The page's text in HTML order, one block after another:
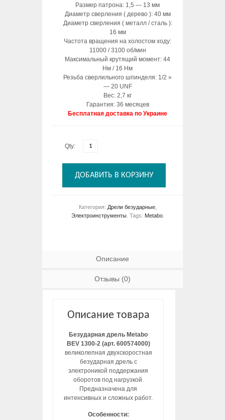
Размер патрона: 1,5 — 13 мм
Диаметр сверления ( дерево ): 40 мм
Диаметр сверления ( металл / сталь ):
16 мм
Частота вращения на холостом ходу:
11000 / 3100 об/мин
Максимальный крутящий момент: 44
Нм / 16 Нм
Резьба сверлильного шпинделя: 1/2 »
— 20 UNF
Вес: 2,7 кг
Гарантия: 36 месяцев
Бесплатная доставка по Украине
Qty:
ДОБАВИТЬ В КОРЗИНУ
Категория: Дрели безударные,
Электроинструменты. Tags: Metabo.
Описание
Отзывы (0)
Описание товара
Безударная дрель Metabo
BEV 1300-2 (арт. 600574000)
великолепная двухскоростная
безударная дрель с
электроникой поддержания
оборотов под нагрузкой.
Предназначена для
интенсивных и сложных работ.
Особенности: